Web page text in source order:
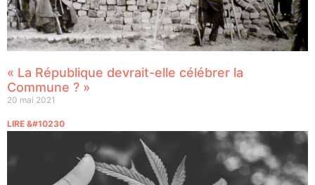
« La République devrait-elle célébrer la
Commune ? »
20 mai 2021
LIRE &#10230